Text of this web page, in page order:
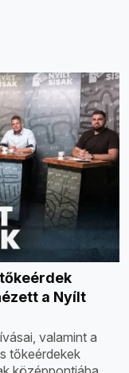
a Nyílt
valamint a
tőkeérdekek